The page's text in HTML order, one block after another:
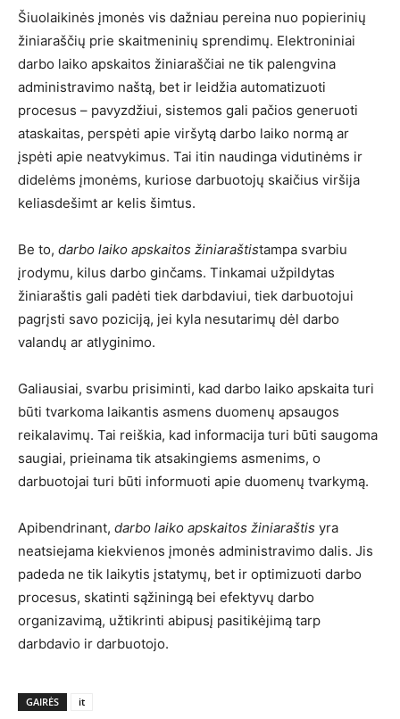
Šiuolaikinės įmonės vis dažniau pereina nuo popierinių
žiniaraščių prie skaitmeninių sprendimų. Elektroniniai
darbo laiko apskaitos žiniaraščiai ne tik palengvina
administravimo naštą, bet ir leidžia automatizuoti
procesus – pavyzdžiui, sistemos gali pačios generuoti
ataskaitas, perspėti apie viršytą darbo laiko normą ar
įspėti apie neatvykimus. Tai itin naudinga vidutinėms ir
didelėms įmonėms, kuriose darbuotojų skaičius viršija
keliasdešimt ar kelis šimtus.
Be to, darbo laiko apskaitos žiniaraštistampa svarbiu
įrodymu, kilus darbo ginčams. Tinkamai užpildytas
žiniaraštis gali padėti tiek darbdaviui, tiek darbuotojui
pagrįsti savo poziciją, jei kyla nesutarimų dėl darbo
valandų ar atlyginimo.
Galiausiai, svarbu prisiminti, kad darbo laiko apskaita turi
būti tvarkoma laikantis asmens duomenų apsaugos
reikalavimų. Tai reiškia, kad informacija turi būti saugoma
saugiai, prieinama tik atsakingiems asmenims, o
darbuotojai turi būti informuoti apie duomenų tvarkymą.
Apibendrinant, darbo laiko apskaitos žiniaraštis yra
neatsiejama kiekvienos įmonės administravimo dalis. Jis
padeda ne tik laikytis įstatymų, bet ir optimizuoti darbo
procesus, skatinti sąžiningą bei efektyvų darbo
organizavimą, užtikrinti abipusį pasitikėjimą tarp
darbdavio ir darbuotojo.
GAIRĖS it